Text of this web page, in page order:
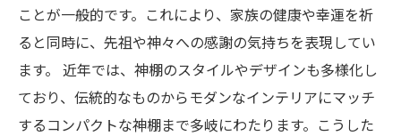
ことが一般的です。これにより、家族の健康や幸運を祈
ると同時に、先祖や神々への感謝の気持ちを表現してい
ます。 近年では、神棚のスタイルやデザインも多様化し
ており、伝統的なものからモダンなインテリアにマッチ
するコンパクトな神棚まで多岐にわたります。こうした